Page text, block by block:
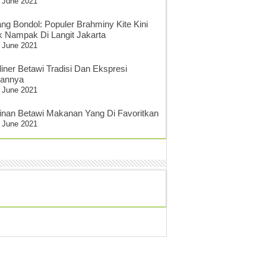
Bondol: Populer Brahminy Kite Kini
Nampak Di Langit Jakarta
June 2021
Betawi Tradisi Dan Ekspresi
June 2021
Betawi Makanan Yang Di Favoritkan
June 2021